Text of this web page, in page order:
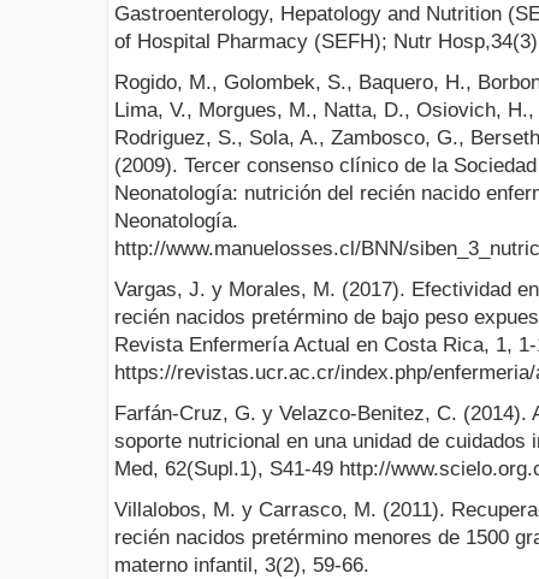
Gastroenterology, Hepatology and Nutrition
of Hospital Pharmacy (SEFH); Nutr
Rogido, M., Golombek, S., Baquero, H.,
Lima, V., Morgues, M., Natta, D., Osiovich,
Rodriguez, S., Sola, A., Zambosco, G.,
(2009). Tercer consenso clínico de la
Neonatología: nutrición del recién nacido
Neonatología.
http://www.manuelosses.cl/BNN/
Vargas, J. y Morales, M. (2017). Efectividad
recién nacidos pretérmino de bajo peso
Revista Enfermería Actual en Costa Rica, 1, 1-
https://revistas.ucr.ac.cr/index.php/
Farfán-Cruz, G. y Velazco-Benitez, C. (2014).
soporte nutricional en una unidad de cuidados
Med, 62(Supl.1), S41-49 http://
Villalobos, M. y Carrasco, M. (2011).
recién nacidos pretérmino menores de 1500
materno infantil, 3(2), 59-66.